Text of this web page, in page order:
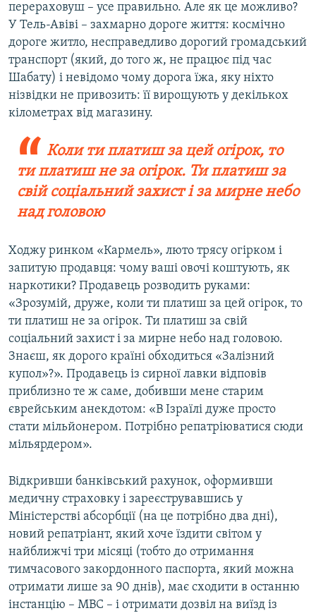
перераховуш – усе правильно. Але як це можливо?
У Тель-Авіві – захмарно дороге життя: космічно
дороге житло, несправедливо дорогий громадський
транспорт (який, до того ж, не працює під час
Шабату) і невідомо чому дорога їжа, яку ніхто
нізвідки не привозить: її вирощують у декількох
кілометрах від магазину.
Коли ти платиш за цей огірок, то
ти платиш не за огірок. Ти платиш за
свій соціальний захист і за мирне небо
над головою
Ходжу ринком «Кармель», люто трясу огірком і
запитую продавця: чому ваші овочі коштують, як
наркотики? Продавець розводить руками:
«Зрозумій, друже, коли ти платиш за цей огірок, то
ти платиш не за огірок. Ти платиш за свій
соціальний захист і за мирне небо над головою.
Знаєш, як дорого країні обходиться «Залізний
купол»?». Продавець із сирної лавки відповів
приблизно те ж саме, добивши мене старим
єврейським анекдотом: «В Ізраїлі дуже просто
стати мільйонером. Потрібно репатріюватися сюди
мільярдером».
Відкривши банківський рахунок, оформивши
медичну страховку і зареєструвавшись у
Міністерстві абсорбції (на це потрібно два дні),
новий репатріант, який хоче їздити світом у
найближчі три місяці (тобто до отримання
тимчасового закордонного паспорта, який можна
отримати лише за 90 днів), має сходити в останню
інстанцію – МВС – і отримати дозвіл на виїзд із